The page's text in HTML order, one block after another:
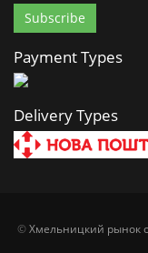
Payment Types
Delivery Types
©Хмельницкий рынок